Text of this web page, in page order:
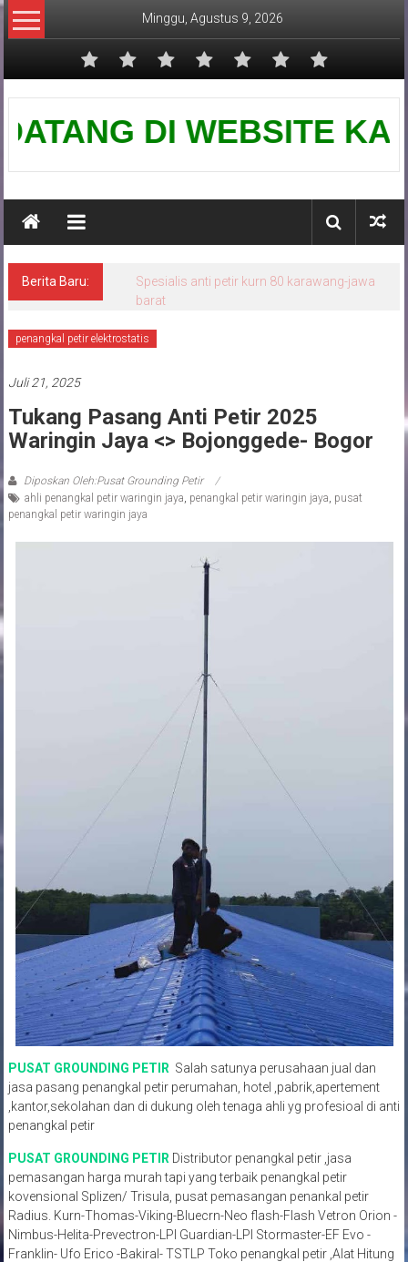
Lompat
ke
Minggu, Agustus 9, 2026
Pusat
Grounding DI WEBSITE
Berita Baru:
Spesialis anti petir kurn 80 karawang-jawa
barat
penangkal petir elektrostatis
Juli 21, 2025
Tukang Pasang Anti Petir 2025
Waringin Jaya <> Bojonggede- Bogor
Diposkan Oleh:Pusat Grounding Petir
ahli penangkal petir waringin jaya, penangkal petir waringin jaya, pusat
penangkal petir waringin jaya
PUSAT GROUNDING PETIR Salah satunya perusahaan jual dan
jasa pasang penangkal petir perumahan, hotel ,pabrik,apertement
,kantor,sekolahan dan di dukung oleh tenaga ahli yg profesioal di anti
penangkal petir
PUSAT GROUNDING PETIR Distributor penangkal petir ,jasa
pemasangan harga murah tapi yang terbaik penangkal petir
kovensional Splizen/ Trisula, pusat pemasangan penankal petir
Radius. Kurn-Thomas-Viking-Bluecrn-Neo flash-Flash Vetron Orion -
Nimbus-Helita-Prevectron-LPI Guardian-LPI Stormaster-EF Evo -
Franklin- Ufo Erico -Bakiral- TSTLP Toko penangkal petir ,Alat Hitung